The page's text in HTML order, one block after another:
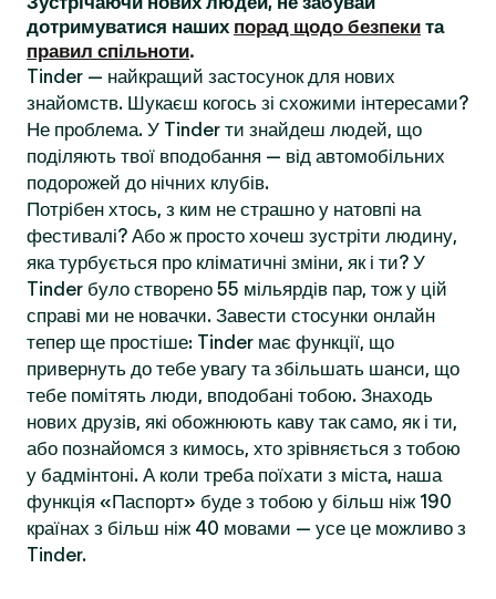
дотримуватися наших порад щодо безпеки та
правил спільноти.
Tinder — найкращий застосунок для нових
знайомств. Шукаєш когось зі схожими інтересами?
Не проблема. У Tinder ти знайдеш людей, що
поділяють твої вподобання — від автомобільних
подорожей до нічних клубів.
Потрібен хтось, з ким не страшно у натовпі на
фестивалі? Або ж просто хочеш зустріти людину,
яка турбується про кліматичні зміни, як і ти? У
Tinder було створено 55 мільярдів пар, тож у цій
справі ми не новачки. Завести стосунки онлайн
тепер ще простіше: Tinder має функції, що
привернуть до тебе увагу та збільшать шанси, що
тебе помітять люди, вподобані тобою. Знаходь
нових друзів, які обожнюють каву так само, як і ти,
або познайомся з кимось, хто зрівняється з тобою
у бадмінтоні. А коли треба поїхати з міста, наша
функція «Паспорт» буде з тобою у більш ніж 190
країнах з більш ніж 40 мовами — усе це можливо з
Tinder.